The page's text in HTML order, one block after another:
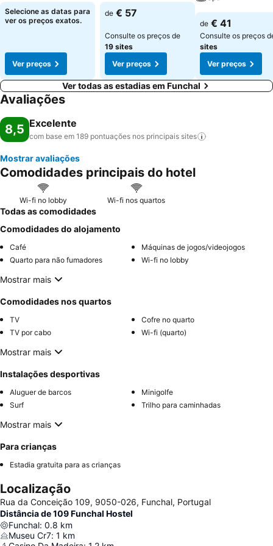
Selecione as datas para
ver os preços exatos.
Ver preços
de € 57
Consulte os preços de
19 sites
Ver preços
de € 41
Consulte os preços
sites
Ver preços
Ver todas as estadias em Funchal
Avaliações
8,5 Excelente
com base em 189 pontuações nos principais sites
Mostrar avaliações
Comodidades principais do hotel
Wi-fi no lobby Wi-fi nos quartos
Todas as comodidades
Comodidades do alojamento
Café
Máquinas de jogos/videojogos
Quarto para não fumadores
Wi-fi no lobby
Mostrar mais
Comodidades nos quartos
TV
Cofre no quarto
TV por cabo
Wi-fi (quarto)
Mostrar mais
Instalações desportivas
Aluguer de barcos
Minigolfe
Surf
Trilho para caminhadas
Mostrar mais
Para crianças
Estadia gratuita para as crianças
Localização
Rua da Conceição 109, 9050-026, Funchal, Portugal
Distância de 109 Funchal Hostel
Funchal: 0.8 km
Museu Cr7: 1 km